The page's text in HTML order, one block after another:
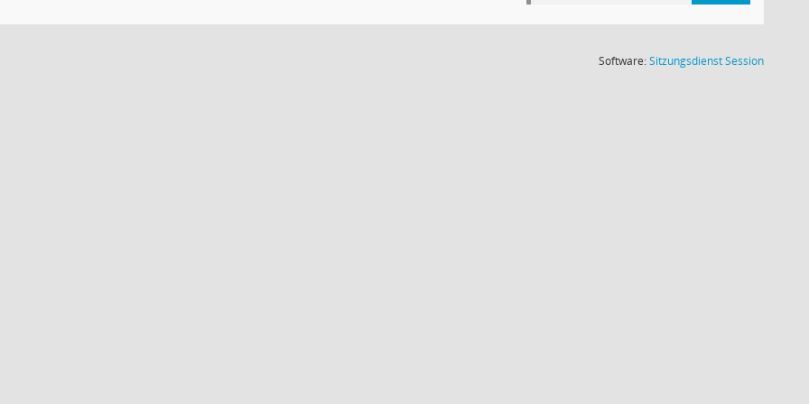
Software:SitzungsdienstSession(Wird in